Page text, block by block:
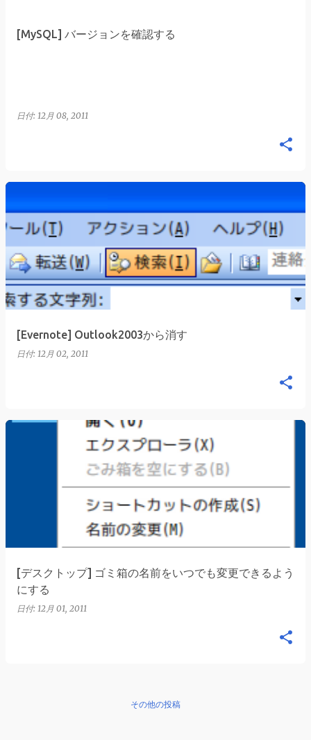
[MySQL] バージョンを確認する
日付: 12月 08, 2011
[Evernote] Outlook2003から消す
日付: 12月 02, 2011
[デスクトップ] ゴミ箱の名前をいつでも変更できるよう
にする
日付: 12月 01, 2011
その他の投稿